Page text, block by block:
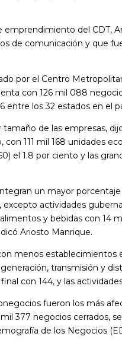
emprendimiento del CDT,
de comunicación y que
por el Centro
con 126 mil 088
entre los 32 estados en el
de las empresas,
111 mil 168 unidades
el 1.8 por ciento y las
un mayor
excepto actividades
y bebidas con 14
Ariosto Manrique.
menos establecimientos
transmisión y
con 144, y las
fueron los más
377 negocios cerrados,
de los Negocios